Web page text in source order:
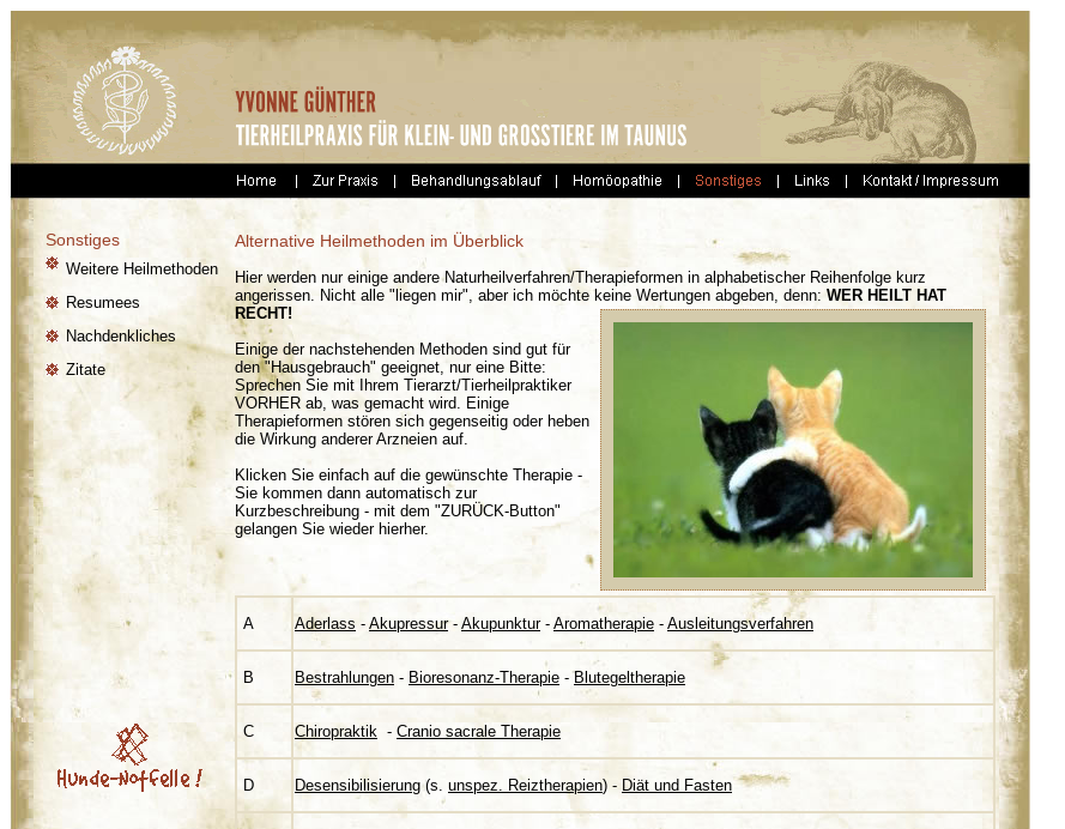
Sonstiges
Weitere Heilmethoden
Resumees
Nachdenkliches
Zitate
Alternative Heilmethoden im Überblick
Hier werden nur einige andere Naturheilverfahren/Therapieformen in alphabetischer Reihenfolge kurz
angerissen. Nicht alle "liegen mir", aber ich möchte keine Wertungen abgeben, denn: WER HEILT HAT
RECHT!
Einige der nachstehenden Methoden sind gut für
den "Hausgebrauch" geeignet, nur eine Bitte:
Sprechen Sie mit Ihrem Tierarzt/Tierheilpraktiker
VORHER ab, was gemacht wird. Einige
Therapieformen stören sich gegenseitig oder heben
die Wirkung anderer Arzneien auf.
Klicken Sie einfach auf die gewünschte Therapie -
Sie kommen dann automatisch zur
Kurzbeschreibung - mit dem "ZURÜCK-Button"
gelangen Sie wieder hierher.
A Aderlass - Akupressur- Akupunktur- Aromatherapie - Ausleitungsverfahren
B Bestrahlungen - Bioresonanz-Therapie -Blutegeltherapie
C Chiropraktik - Cranio sacrale Therapie
D Desensibilisierung(s. unspez. Reiztherapien) - Diät und Fasten